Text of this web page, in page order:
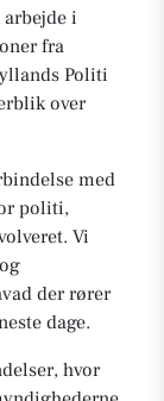
i
fra
Politi
over
med
politi,
Vi
der rører
dage.
hvor